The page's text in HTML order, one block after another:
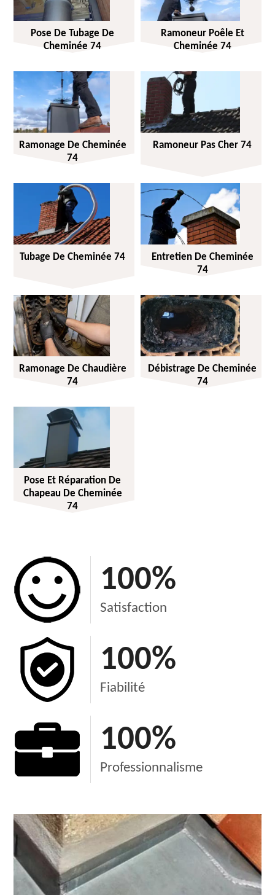
Pose De Tubage De
Cheminée 74
Ramoneur Poêle Et
Cheminée 74
Ramonage De Cheminée
74
Ramoneur Pas Cher 74
Tubage De Cheminée 74
Entretien De Cheminée
74
Ramonage De Chaudière
74
Débistrage De Cheminée
74
Pose Et Réparation De
Chapeau De Cheminée
74
100%
Satisfaction
100%
Fiabilité
100%
Professionnalisme